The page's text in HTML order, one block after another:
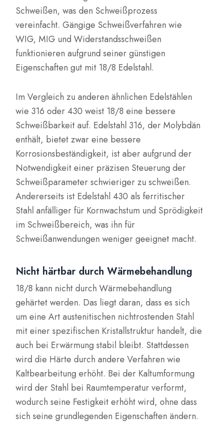
Schweißen, was den Schweißprozess
vereinfacht. Gängige Schweißverfahren wie
WIG, MIG und Widerstandsschweißen
funktionieren aufgrund seiner günstigen
Eigenschaften gut mit 18/8 Edelstahl.
Im Vergleich zu anderen ähnlichen Edelstählen
wie 316 oder 430 weist 18/8 eine bessere
Schweißbarkeit auf. Edelstahl 316, der Molybdän
enthält, bietet zwar eine bessere
Korrosionsbeständigkeit, ist aber aufgrund der
Notwendigkeit einer präzisen Steuerung der
Schweißparameter schwieriger zu schweißen.
Andererseits ist Edelstahl 430 als ferritischer
Stahl anfälliger für Kornwachstum und Sprödigkeit
im Schweißbereich, was ihn für
Schweißanwendungen weniger geeignet macht.
Nicht härtbar durch Wärmebehandlung
18/8 kann nicht durch Wärmebehandlung
gehärtet werden. Das liegt daran, dass es sich
um eine Art austenitischen nichtrostenden Stahl
mit einer spezifischen Kristallstruktur handelt, die
auch bei Erwärmung stabil bleibt. Stattdessen
wird die Härte durch andere Verfahren wie
Kaltbearbeitung erhöht. Bei der Kaltumformung
wird der Stahl bei Raumtemperatur verformt,
wodurch seine Festigkeit erhöht wird, ohne dass
sich seine grundlegenden Eigenschaften ändern.